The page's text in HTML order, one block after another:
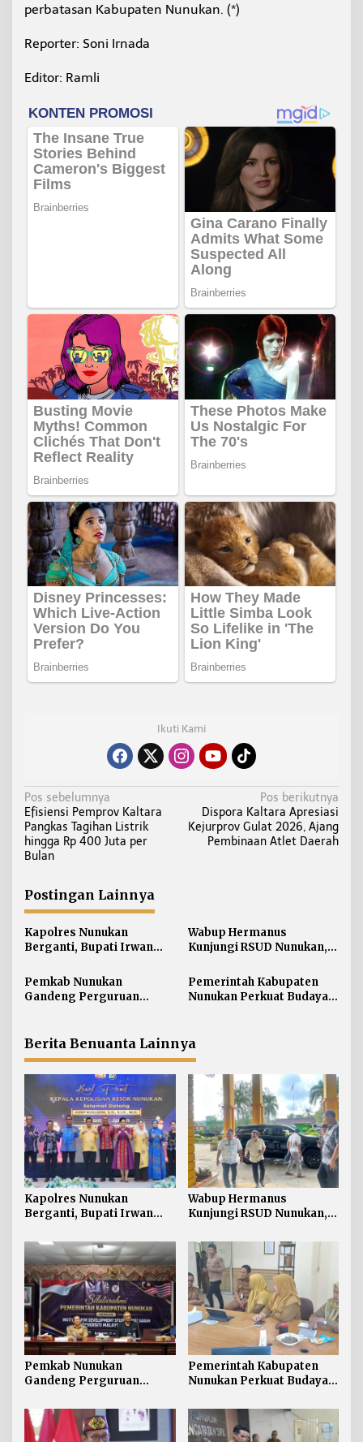
perbatasan Kabupaten Nunukan. (*)
Reporter: Soni Irnada
Editor: Ramli
Ikuti Kami
N
a
v
i
a
s
i
p
o
s
Pos sebelumnya
Efisiensi Pemprov Kaltara
Pangkas Tagihan Listrik
hingga Rp 400 Juta per
Bulan
Pos berikutnya
Dispora Kaltara Apresiasi
Kejurprov Gulat 2026, Ajang
Pembinaan Atlet Daerah
Postingan Lainnya
Kapolres Nunukan
Berganti, Bupati Irwan
Jaga Stabilitas Wilayah
Perbatasan
Wabup Hermanus
Kunjungi RSUD Nunukan,
Pelayanan Kesehatan
Pemkab Nunukan
Gandeng Perguruan
Perbatasan
Pemerintah Kabupaten
Nunukan Perkuat Budaya
Berita Benuanta Lainnya
Kapolres Nunukan
Berganti, Bupati Irwan
Jaga Stabilitas Wilayah
Perbatasan
Wabup Hermanus
Kunjungi RSUD Nunukan,
Pelayanan Kesehatan
Pemkab Nunukan
Gandeng Perguruan
Dukung Pembangunan
Perbatasan
Pemerintah Kabupaten
Nunukan Perkuat Budaya
Publik